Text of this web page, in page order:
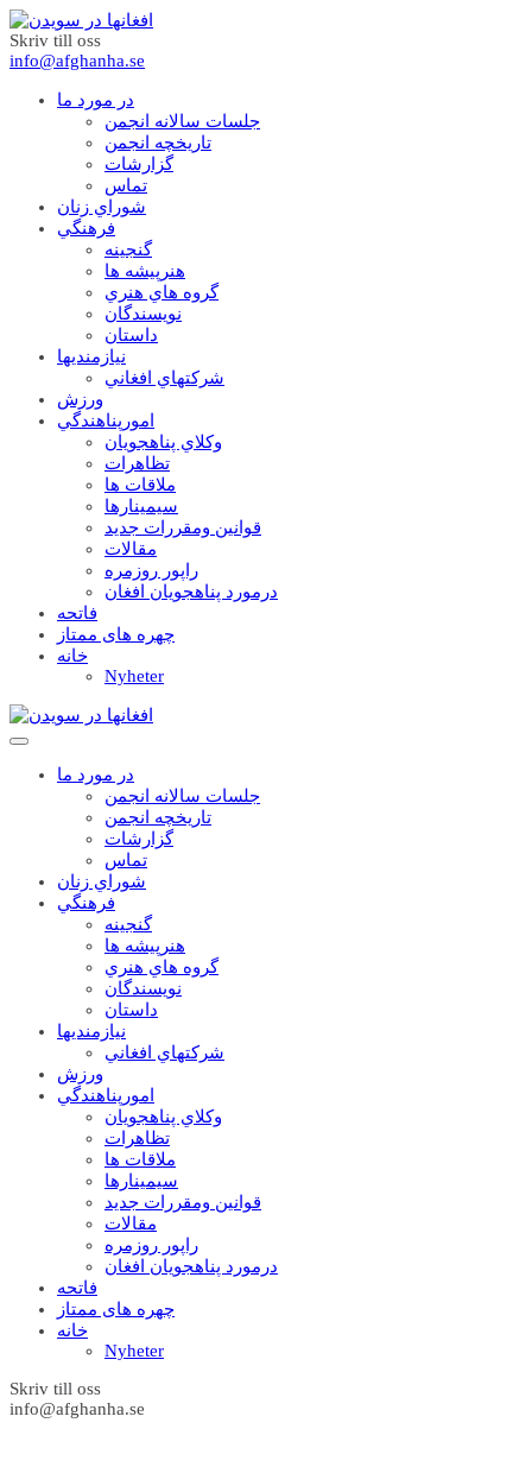
Skriv till oss
info@afghanha.se
در مورد ما
جلسات سالانه انجمن
تاریخچه انجمن
گزارشات
تماس
شوراي زنان
فرهنگي
گنجينه
هنرپيشه ها
گروه هاي هنري
نويسندگان
داستان
نيازمنديها
شرکتهاي افغاني
ورزش
امورپناهندگي
وکلاي پناهجويان
تظاهرات
ملاقات ها
سيمينارها
قوانين ومقررات جديد
مقالات
راپور روزمره
درمورد پناهجويان افغان
فاتحه
چهره های ممتاز
خانه
Nyheter
در مورد ما
جلسات سالانه انجمن
تاریخچه انجمن
گزارشات
تماس
شوراي زنان
فرهنگي
گنجينه
هنرپيشه ها
گروه هاي هنري
نويسندگان
داستان
نيازمنديها
شرکتهاي افغاني
ورزش
امورپناهندگي
وکلاي پناهجويان
تظاهرات
ملاقات ها
سيمينارها
قوانين ومقررات جديد
مقالات
راپور روزمره
درمورد پناهجويان افغان
فاتحه
چهره های ممتاز
خانه
Nyheter
Skriv till oss
info@afghanha.se